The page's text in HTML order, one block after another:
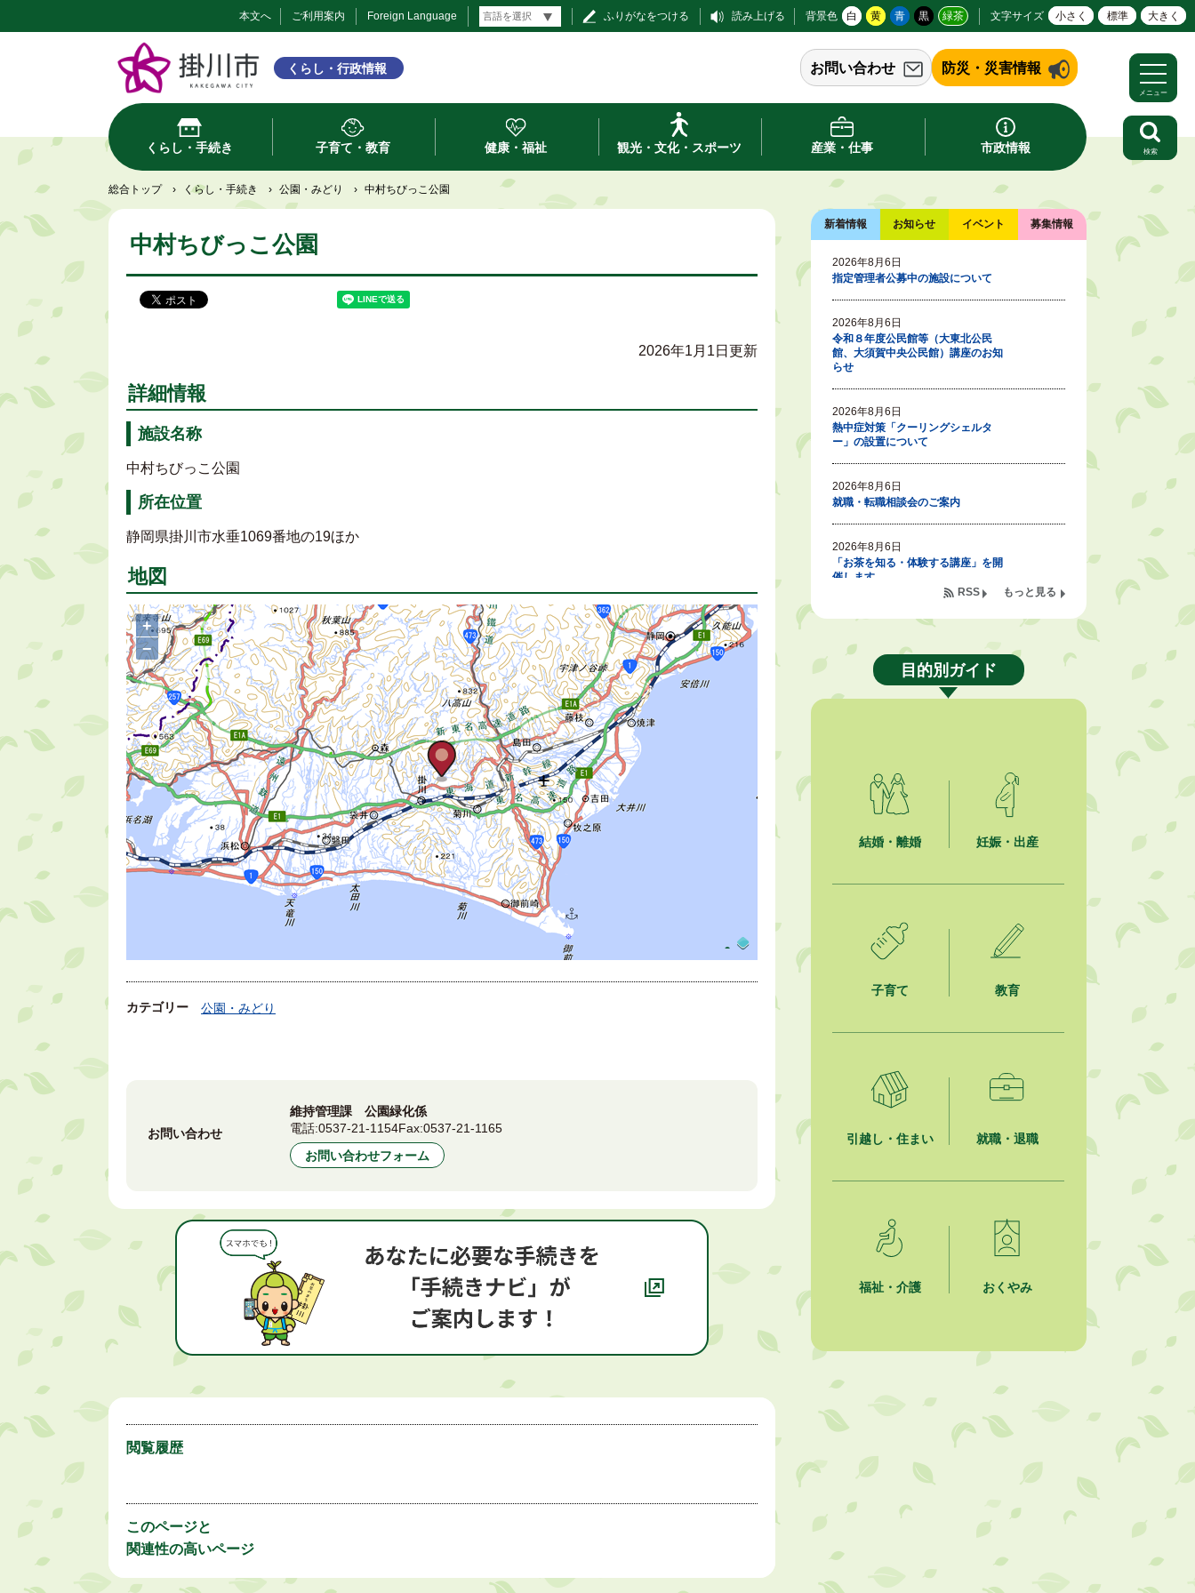
本文へ ご利用案内 Foreign Language ふりがなをつける 読み上げる 背景色 白 黄 青 黒 緑茶 文字サイズ 小さく 標準 大きく
くらし・行政情報 お問い合わせ 防災・災害情報
くらし・手続き 子育て・教育 健康・福祉 観光・文化・スポーツ 産業・仕事 市政情報
メニュー
検索
総合トップ › くらし・手続き › 公園・みどり › 中村ちびっこ公園
中村ちびっこ公園
2026年1月1日更新
詳細情報
施設名称
中村ちびっこ公園
所在位置
静岡県掛川市水垂1069番地の19ほか
地図
+
−
カテゴリー 公園・みどり
お問い合わせ
維持管理課 公園緑化係
電話:0537-21-1154Fax:0537-21-1165
お問い合わせフォーム
閲覧履歴
このページと
関連性の高いページ
新着情報 お知らせ イベント 募集情報
2026年8月6日
指定管理者公募中の施設について
2026年8月6日
令和８年度公民館等（大東北公民
館、大須賀中央公民館）講座のお知
らせ
2026年8月6日
熱中症対策「クーリングシェルタ
ー」の設置について
2026年8月6日
就職・転職相談会のご案内
2026年8月6日
「お茶を知る・体験する講座」を開
催します
2026年8月5日
せ）
2026年8月5日
2026年8月4日
【日本DX大賞2026】ポスターセッ
ション最優秀賞を受賞しました！
2026年8月4日
2026年8月4日
夏季休暇期間 開業医等診療予定
2026年8月3日
「水道カルテ」の公表について
税制）のお願い
【参加者募集】プロ棋士から学ぼ
う！はじめての将棋教室
市民活動カレンダー（リスト形式）
2026年8月1日
市議会だより 第100号 (令和8年8月
1日発行)を掲載しました
もっと見る
RSS
目的別ガイド
結婚・離婚 妊娠・出産
子育て 教育
引越し・住まい 就職・退職
福祉・介護 おくやみ